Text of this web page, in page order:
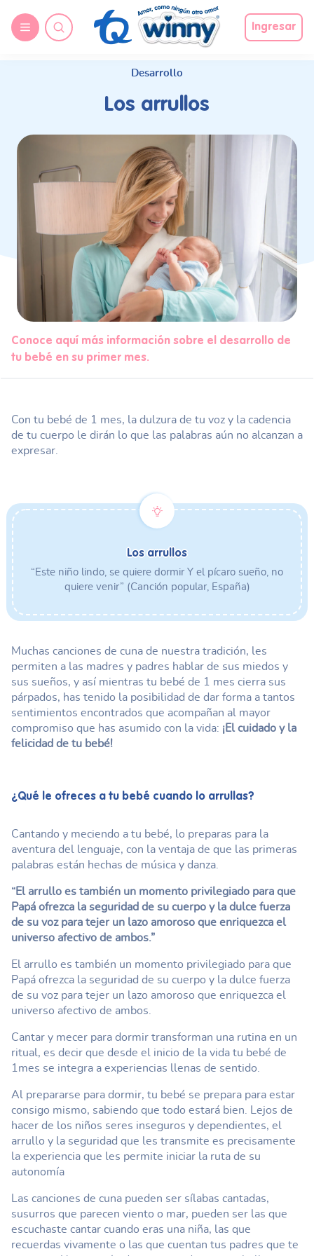
Ingresar
Desarrollo
Los arrullos
Conoce aquí más información sobre el desarrollo de
tu bebé en su primer mes.
Con tu bebé de 1 mes, la dulzura de tu voz y la cadencia
de tu cuerpo le dirán lo que las palabras aún no alcanzan a
expresar.
Los arrullos
“Este niño lindo, se quiere dormir Y el pícaro sueño, no
quiere venir” (Canción popular, España)
Muchas canciones de cuna de nuestra tradición, les
permiten a las madres y padres hablar de sus miedos y
sus sueños, y así mientras tu bebé de 1 mes cierra sus
párpados, has tenido la posibilidad de dar forma a tantos
sentimientos encontrados que acompañan al mayor
compromiso que has asumido con la vida: ¡El cuidado y la
felicidad de tu bebé!
¿Qué le ofreces a tu bebé cuando lo arrullas?
Cantando y meciendo a tu bebé, lo preparas para la
aventura del lenguaje, con la ventaja de que las primeras
palabras están hechas de música y danza.
“El arrullo es también un momento privilegiado para que
Papá ofrezca la seguridad de su cuerpo y la dulce fuerza
de su voz para tejer un lazo amoroso que enriquezca el
universo afectivo de ambos.”
El arrullo es también un momento privilegiado para que
Papá ofrezca la seguridad de su cuerpo y la dulce fuerza
de su voz para tejer un lazo amoroso que enriquezca el
universo afectivo de ambos.
Cantar y mecer para dormir transforman una rutina en un
ritual, es decir que desde el inicio de la vida tu bebé de
1mes se integra a experiencias llenas de sentido.
Al prepararse para dormir, tu bebé se prepara para estar
consigo mismo, sabiendo que todo estará bien. Lejos de
hacer de los niños seres inseguros y dependientes, el
arrullo y la seguridad que les transmite es precisamente
la experiencia que les permite iniciar la ruta de su
autonomía
Las canciones de cuna pueden ser sílabas cantadas,
susurros que parecen viento o mar, pueden ser las que
escuchaste cantar cuando eras una niña, las que
recuerdas vivamente o las que cuentan tus padres que te